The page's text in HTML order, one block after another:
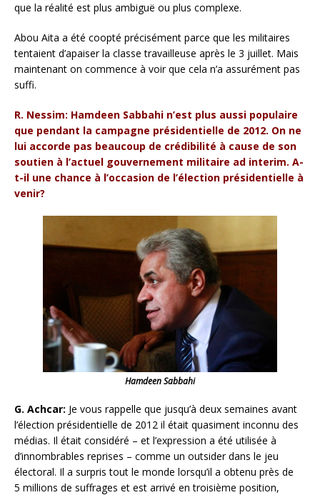
que la réalité est plus ambiguë ou plus complexe.
Abou Aita a été coopté précisément parce que les militaires
tentaient d’apaiser la classe travailleuse après le 3 juillet. Mais
maintenant on commence à voir que cela n’a assurément pas
suffi.
R. Nessim: Hamdeen Sabbahi n’est plus aussi populaire
que pendant la campagne présidentielle de 2012. On ne
lui accorde pas beaucoup de crédibilité à cause de son
soutien à l’actuel gouvernement militaire ad interim. A-
t-il une chance à l’occasion de l’élection présidentielle à
venir?
Hamdeen Sabbahi
G. Achcar: Je vous rappelle que jusqu’à deux semaines avant
l’élection présidentielle de 2012 il était quasiment inconnu des
médias. Il était considéré – et l’expression a été utilisée à
d’innombrables reprises – comme un outsider dans le jeu
électoral. Il a surpris tout le monde lorsqu’il a obtenu près de
5 millions de suffrages et est arrivé en troisième position,